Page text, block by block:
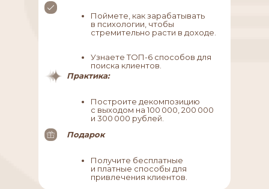
Поймете, как зарабатывать
в психологии, чтобы
стремительно расти в доходе.
Узнаете ТОП-6 способов для
поиска клиентов.
Практика:
Построите декомпозицию
с выходом на 100 000, 200 000
и 300 000 рублей.
Подарок
Получите бесплатные
и платные способы для
привлечения клиентов.
До